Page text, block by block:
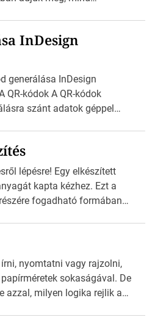
viszonyítva. Az amerikai és
az ISO 216 nem
táblázata C0-tól […]
InDesign
generálása InDesign
kódok A QR-kódok
szánt adatok géppel
QR-kód-leolvasó
dekódolni képes az URL-
telefon böngészőjét a cég
után a felhasználó
lépésre! Egy elkészített
kapta kézhez. Ezt a
fogadható formában
*Hirdetés Minden
mielőtt elkezdjük a
az elkészült munka után
kellett volna csinálni! […]
nyomtatni vagy rajzolni,
sokaságával. De
azzal, milyen logika rejlik a